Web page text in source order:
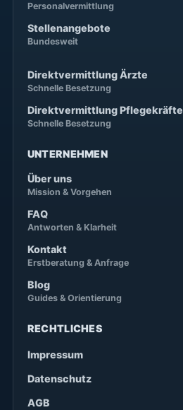
Personalvermittlung
Stellenangebote
Bundesweit
Direktvermittlung Ärzte
Schnelle Besetzung
Direktvermittlung Pflegekräfte
Schnelle Besetzung
UNTERNEHMEN
Über uns
Mission & Vorgehen
FAQ
Antworten & Klarheit
Kontakt
Erstberatung & Anfrage
Blog
Guides & Orientierung
RECHTLICHES
Impressum
Datenschutz
AGB